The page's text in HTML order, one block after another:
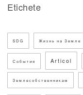
Etichete
SDG Жизнь на Земле
События Articol
Землесобственникам